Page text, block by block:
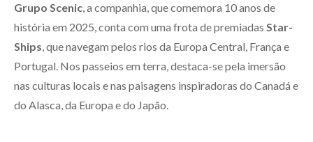
Grupo Scenic, a companhia, que comemora 10 anos de
história em 2025, conta com uma frota de premiadas Star-
Ships, que navegam pelos rios da Europa Central, França e
Portugal. Nos passeios em terra, destaca-se pela imersão
nas culturas locais e nas paisagens inspiradoras do Canadá e
do Alasca, da Europa e do Japão.